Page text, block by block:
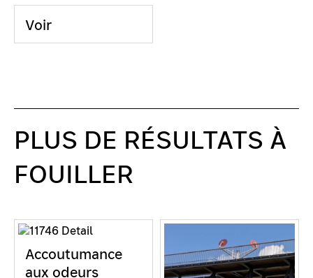
Voir
PLUS DE RÉSULTATS À
FOUILLER
Accoutumance
aux odeurs